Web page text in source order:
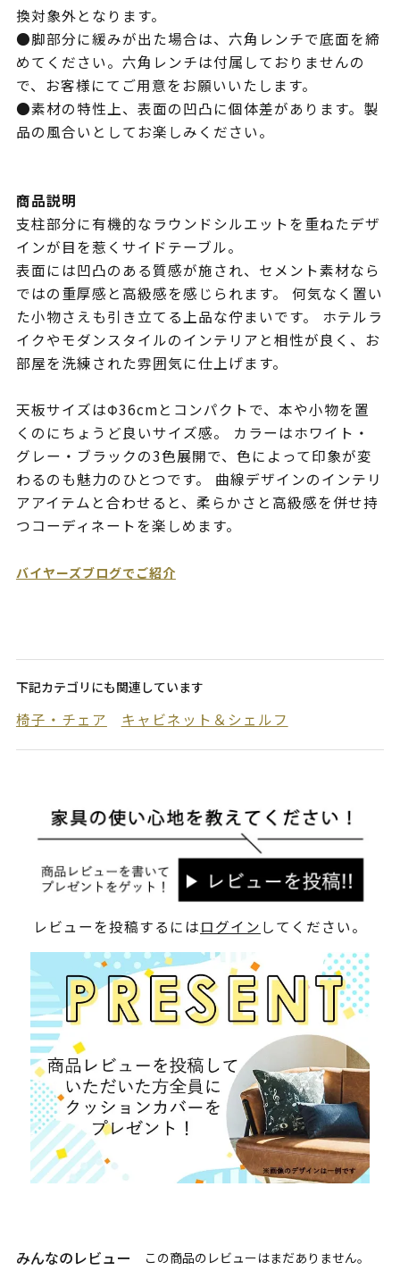
換対象外となります。
●脚部分に緩みが出た場合は、六角レンチで底面を締
めてください。六角レンチは付属しておりませんの
で、お客様にてご用意をお願いいたします。
●素材の特性上、表面の凹凸に個体差があります。製
品の風合いとしてお楽しみください。
商品説明
支柱部分に有機的なラウンドシルエットを重ねたデザ
インが目を惹くサイドテーブル。
表面には凹凸のある質感が施され、セメント素材なら
ではの重厚感と高級感を感じられます。 何気なく置い
た小物さえも引き立てる上品な佇まいです。 ホテルラ
イクやモダンスタイルのインテリアと相性が良く、お
部屋を洗練された雰囲気に仕上げます。
天板サイズはΦ36cmとコンパクトで、本や小物を置
くのにちょうど良いサイズ感。 カラーはホワイト・
グレー・ブラックの3色展開で、色によって印象が変
わるのも魅力のひとつです。 曲線デザインのインテリ
アアイテムと合わせると、柔らかさと高級感を併せ持
つコーディネートを楽しめます。
バイヤーズブログでご紹介
下記カテゴリにも関連しています
椅子・チェア キャビネット＆シェルフ
レビューを投稿するにはログイン してください。
みんなのレビュー この商品のレビューはまだありません。